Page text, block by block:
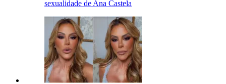
sexualidade de Ana Castela